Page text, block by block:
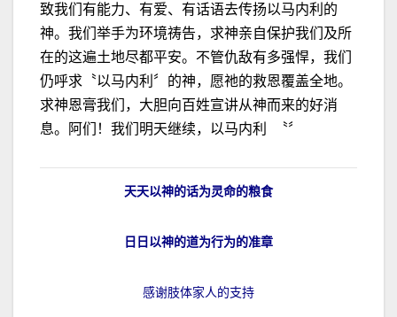
致我们有能力、有爱、有话语去传扬以马内利的
神。我们举手为环境祷告，求神亲自保护我们及所
在的这遍土地尽都平安。不管仇敌有多强悍，我们
仍呼求〝以马内利〞的神，愿祂的救恩覆盖全地。
求神恩膏我们，大胆向百姓宣讲从神而来的好消
息。阿们！我们明天继续，以马内利 〝〞
天天以神的话为灵命的粮食
日日以神的道为行为的准章
感谢肢体家人的支持